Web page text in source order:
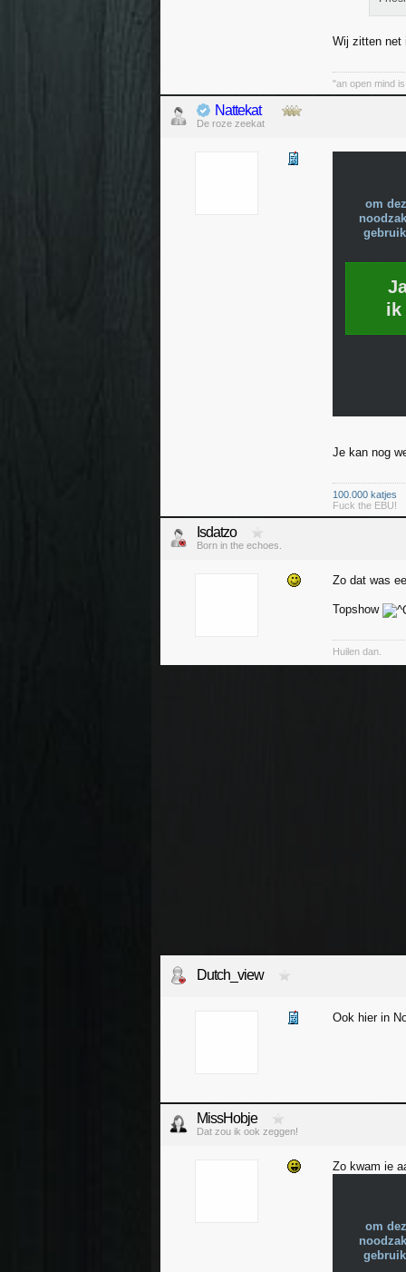
Wij zitten net
"an open mind
Nattekat
De roze zeekat
om
ik
Je kan nog
100.000 katjes
Fuck the EBU!
Isdatzo
Born in the echoes.
Zo dat was
Topshow
Huilen dan.
Dutch_view
Ook hier in
MissHobje
Dat zou ik ook zeggen!
Zo kwam ie
om